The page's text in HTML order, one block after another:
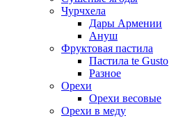
Чурчхела
Дары Армении
Ануш
Фруктовая пастила
Пастила te Gusto
Разное
Орехи
Орехи весовые
Орехи в меду